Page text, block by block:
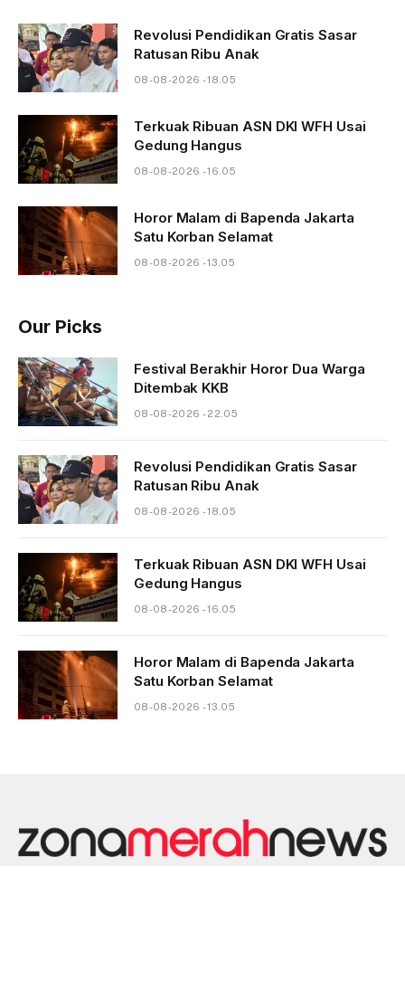
Revolusi Pendidikan Gratis Sasar
Ratusan Ribu Anak
08-08-2026 - 18.05
Terkuak Ribuan ASN DKI WFH Usai
Gedung Hangus
08-08-2026 - 16.05
Horor Malam di Bapenda Jakarta
Satu Korban Selamat
08-08-2026 - 13.05
Our Picks
Festival Berakhir Horor Dua Warga
Ditembak KKB
08-08-2026 - 22.05
Revolusi Pendidikan Gratis Sasar
Ratusan Ribu Anak
08-08-2026 - 18.05
Terkuak Ribuan ASN DKI WFH Usai
Gedung Hangus
08-08-2026 - 16.05
Horor Malam di Bapenda Jakarta
Satu Korban Selamat
08-08-2026 - 13.05